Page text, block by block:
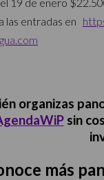
las entradas en
organizas
sin
más